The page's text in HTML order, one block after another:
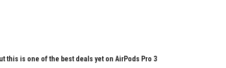
this is one of the best deals yet on AirPods Pro 3